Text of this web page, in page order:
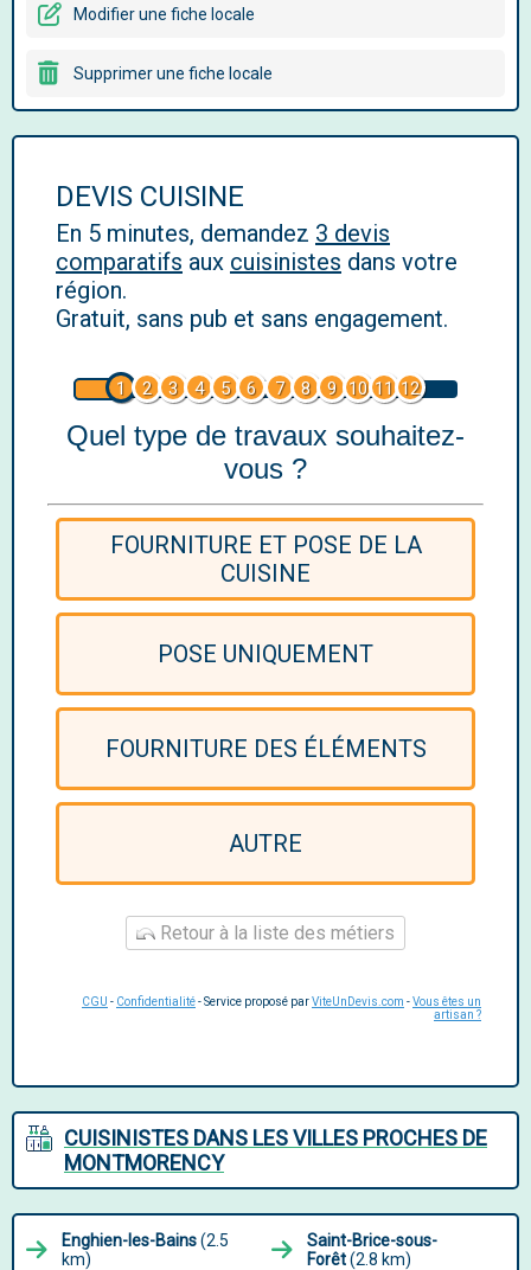
Modifier une fiche locale
Supprimer une fiche locale
DEVIS CUISINE
En 5 minutes, demandez 3 devis
comparatifs aux cuisinistes dans votre
région.
Gratuit, sans pub et sans engagement.
1 2 3 4 5 6 7 8 9 10 11 12
Quel type de travaux souhaitez-
vous ?
FOURNITURE ET POSE DE LA
CUISINE
POSE UNIQUEMENT
FOURNITURE DES ÉLÉMENTS
AUTRE
Retour à la liste des métiers
CGU - Confidentialité- Service proposé parViteUnDevis.com -Vous êtes un
artisan ?
CUISINISTES DANS LES VILLES PROCHES DE
MONTMORENCY
Enghien-les-Bains(2.5
km)
Saint-Brice-sous-
Forêt(2.8 km)